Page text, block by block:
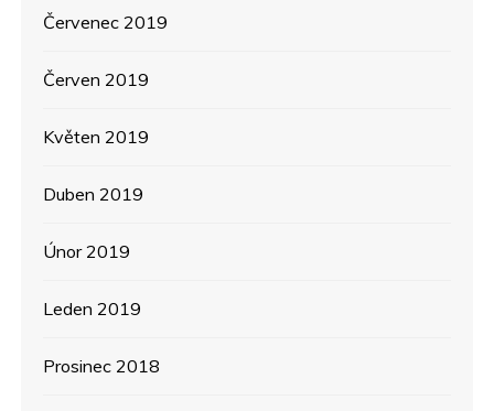
Červenec 2019
Červen 2019
Květen 2019
Duben 2019
Únor 2019
Leden 2019
Prosinec 2018